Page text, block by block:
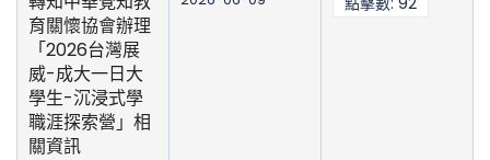
育關懷協會辦理
「2026台灣展
威-成大一日大
學生-沉浸式學
職涯探索營」相
關資訊